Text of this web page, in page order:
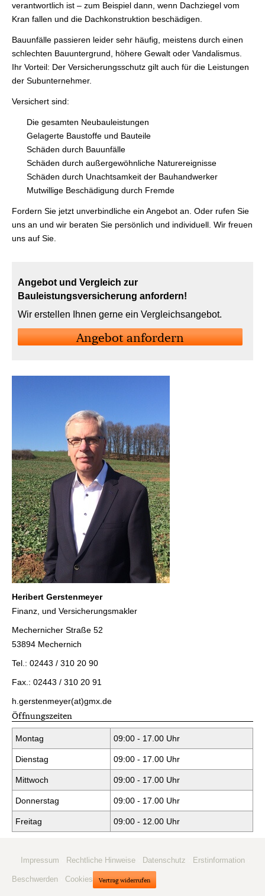
verantwortlich ist – zum Beispiel dann, wenn Dachziegel vom
Kran fallen und die Dachkonstruktion beschädigen.
Bauunfälle passieren leider sehr häufig, meistens durch einen
schlechten Bauuntergrund, höhere Gewalt oder Vandalismus.
Ihr Vorteil: Der Versicherungsschutz gilt auch für die Leistungen
der Subunternehmer.
Versichert sind:
Die gesamten Neubauleistungen
Gelagerte Baustoffe und Bauteile
Schäden durch Bauunfälle
Schäden durch außergewöhnliche Naturereignisse
Schäden durch Unachtsamkeit der Bauhandwerker
Mutwillige Beschädigung durch Fremde
Fordern Sie jetzt unverbindliche ein Angebot an. Oder rufen Sie
uns an und wir beraten Sie persönlich und individuell. Wir freuen
uns auf Sie.
Angebot und Vergleich zur
Bauleistungsversicherung anfordern!
Wir erstellen Ihnen gerne ein Vergleichsangebot.
An­ge­bot an­for­dern
Heribert Gerstenmeyer
Finanz, und Ver­sicherungs­makler
Mechernicher Straße 52
53894 Mechernich
Tel.: 02443 / 310 20 90
Fax.: 02443 / 310 20 91
h.gerstenmeyer(at)gmx.de
Öffnungszeiten
Montag 09:00 - 17.00 Uhr
Dienstag 09:00 - 17.00 Uhr
Mittwoch 09:00 - 17.00 Uhr
Donnerstag 09:00 - 17.00 Uhr
Freitag 09:00 - 12.00 Uhr
Impressum Rechtliche Hinweise Datenschutz Erstinformation
Beschwerden Cookies Vertrag widerrufen